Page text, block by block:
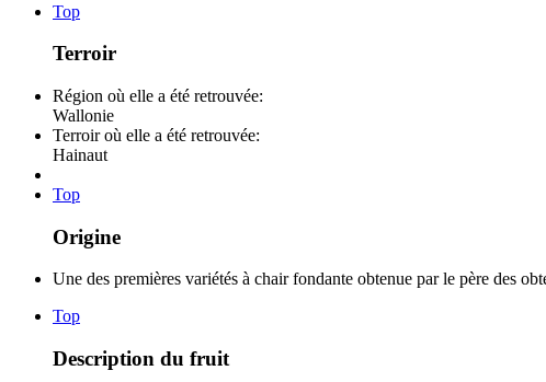
Top
Terroir
Région où elle a été retrouvée:
Wallonie
Terroir où elle a été retrouvée:
Hainaut
Top
Origine
Une des premières variétés à chair fondante obtenue par le père des
Top
Description du fruit